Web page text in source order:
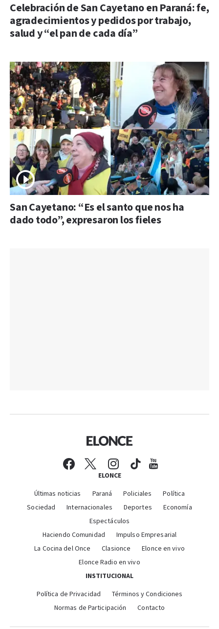
Celebración de San Cayetano en Paraná: fe,
agradecimientos y pedidos por trabajo,
salud y “el pan de cada día”
San Cayetano: “Es el santo que nos ha
dado todo”, expresaron los fieles
ELONCE
Últimas noticias Paraná Policiales
Política
Sociedad
Internacionales Deportes
Economía
Espectáculos
Haciendo Comunidad
Impulso Empresarial
La Cocina del Once
Clasionce
Elonce en vivo
Elonce Radio en vivo
INSTITUCIONAL
Política de Privacidad
Términos y Condiciones
Normas de Participación
Contacto